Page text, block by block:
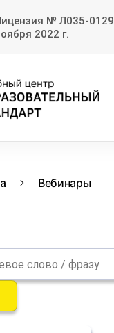
№ Л035-
2022 г.
Вебинары